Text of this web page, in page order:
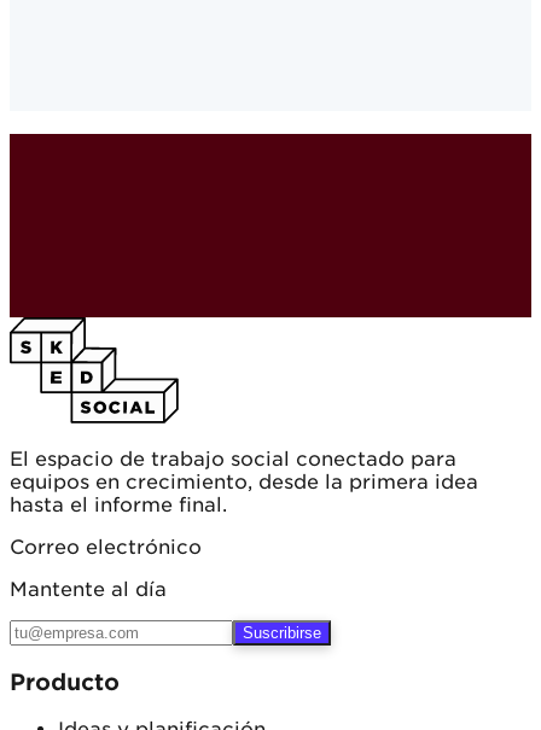
El espacio de trabajo social conectado para
equipos en crecimiento, desde la primera idea
hasta el informe final.
Correo electrónico
Mantente al día
Suscribirse
Producto